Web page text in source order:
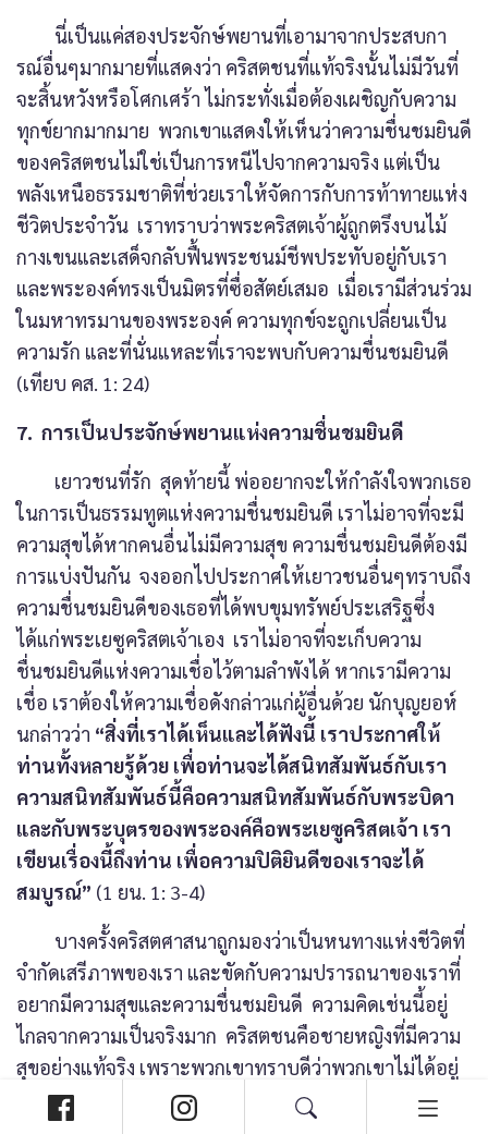
นี่เป็นแค่สองประจักษ์พยานที่เอามาจากประสบกา
รณ์อื่นๆมากมายที่แสดงว่า คริสตชนที่แท้จริงนั้นไม่มีวันที่
จะสิ้นหวังหรือโศกเศร้า ไม่กระทั่งเมื่อต้องเผชิญกับความ
ทุกข์ยากมากมาย พวกเขาแสดงให้เห็นว่าความชื่นชมยินดี
ของคริสตชนไม่ใช่เป็นการหนีไปจากความจริง แต่เป็น
พลังเหนือธรรมชาติที่ช่วยเราให้จัดการกับการท้าทายแห่ง
ชีวิตประจำวัน เราทราบว่าพระคริสตเจ้าผู้ถูกตรึงบนไม้
กางเขนและเสด็จกลับฟื้นพระชนม์ชีพประทับอยู่กับเรา
และพระองค์ทรงเป็นมิตรที่ซื่อสัตย์เสมอ เมื่อเรามีส่วนร่วม
ในมหาทรมานของพระองค์ ความทุกข์จะถูกเปลี่ยนเป็น
ความรัก และที่นั่นแหละที่เราจะพบกับความชื่นชมยินดี
(เทียบ คส. 1: 24)
7. การเป็นประจักษ์พยานแห่งความชื่นชมยินดี
เยาวชนที่รัก สุดท้ายนี้ พ่ออยากจะให้กำลังใจพวกเธอ
ในการเป็นธรรมทูตแห่งความชื่นชมยินดี เราไม่อาจที่จะมี
ความสุขได้หากคนอื่นไม่มีความสุข ความชื่นชมยินดีต้องมี
การแบ่งปันกัน จงออกไปประกาศให้เยาวชนอื่นๆทราบถึง
ความชื่นชมยินดีของเธอที่ได้พบขุมทรัพย์ประเสริฐซึ่ง
ได้แก่พระเยซูคริสตเจ้าเอง เราไม่อาจที่จะเก็บความ
ชื่นชมยินดีแห่งความเชื่อไว้ตามลำพังได้ หากเรามีความ
เชื่อ เราต้องให้ความเชื่อดังกล่าวแก่ผู้อื่นด้วย นักบุญยอห์
นกล่าวว่า “สิ่งที่เราได้เห็นและได้ฟังนี้ เราประกาศให้
ท่านทั้งหลายรู้ด้วย เพื่อท่านจะได้สนิทสัมพันธ์กับเรา
ความสนิทสัมพันธ์นี้คือความสนิทสัมพันธ์กับพระบิดา
และกับพระบุตรของพระองค์คือพระเยซูคริสตเจ้า เรา
เขียนเรื่องนี้ถึงท่าน เพื่อความปิติยินดีของเราจะได้
สมบูรณ์” (1 ยน. 1: 3-4)
บางครั้งคริสตศาสนาถูกมองว่าเป็นหนทางแห่งชีวิตที่
จำกัดเสรีภาพของเรา และขัดกับความปรารถนาของเราที่
อยากมีความสุขและความชื่นชมยินดี ความคิดเช่นนี้อยู่
ไกลจากความเป็นจริงมาก คริสตชนคือชายหญิงที่มีความ
สุขอย่างแท้จริง เพราะพวกเขาทราบดีว่าพวกเขาไม่ได้อยู่
ตามลำพัง พวกเขาทราบดีว่าพระเจ้าทรงปกป้องพวกเขา